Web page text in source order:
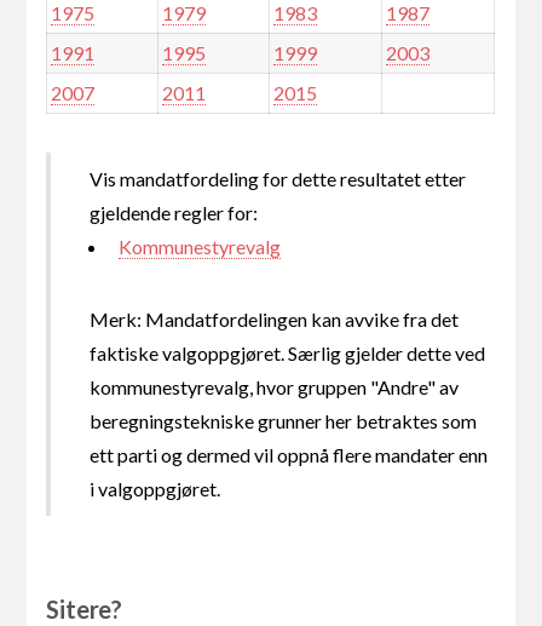
1975
1979 1983
1987
1991
1995 1999
2003
2007
2011 2015
Vis mandatfordeling for dette resultatet etter
gjeldende regler for:
Kommunestyrevalg
Merk: Mandatfordelingen kan avvike fra det
faktiske valgoppgjøret. Særlig gjelder dette ved
kommunestyrevalg, hvor gruppen "Andre" av
beregningstekniske grunner her betraktes som
ett parti og dermed vil oppnå flere mandater enn
i valgoppgjøret.
Sitere?